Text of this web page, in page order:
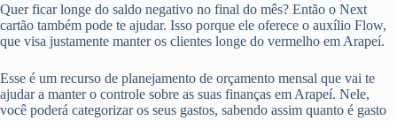
Quer ficar longe do saldo negativo no final do mês? Então o Next
cartão também pode te ajudar. Isso porque ele oferece o auxílio Flow,
que visa justamente manter os clientes longe do vermelho em Arapeí.
Esse é um recurso de planejamento de orçamento mensal que vai te
ajudar a manter o controle sobre as suas finanças em Arapeí. Nele,
você poderá categorizar os seus gastos, sabendo assim quanto é gasto